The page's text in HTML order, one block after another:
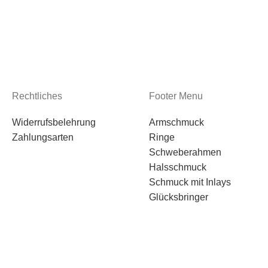
Rechtliches
Widerrufsbelehrung
Zahlungsarten
Footer Menu
Armschmuck
Ringe
Schweberahmen
Halsschmuck
Schmuck mit Inlays
Glücksbringer